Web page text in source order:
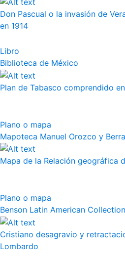
Don Pascual o la invasión de
en 1914
Libro
Biblioteca de México
Plan de Tabasco comprendido
Plano o mapa
Mapoteca Manuel Orozco y Berra
Mapa de la Relación geográfica
Plano o mapa
Benson Latin American Collection
Cristiano desagravio y
Lombardo